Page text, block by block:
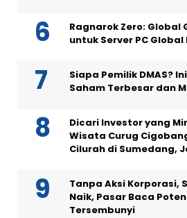
Ragnarok Zero: Global
untuk Server PC
Siapa Pemilik DMAS?
Saham Terbesar dan
Dicari Investor yang
Wisata Curug
Cilurah di Sumedang,
Tanpa Aksi Korporasi,
Naik, Pasar Baca
Tersembunyi